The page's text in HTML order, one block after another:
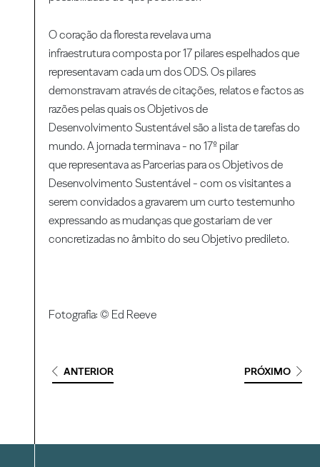
O coração da floresta revelava uma
infraestrutura composta por 17 pilares espelhados que
representavam cada um dos ODS. Os pilares
demonstravam através de citações, relatos e factos as
razões pelas quais os Objetivos de
Desenvolvimento Sustentável são a lista de tarefas do
mundo. A jornada terminava - no 17º pilar
que representava as Parcerias para os Objetivos de
Desenvolvimento Sustentável - com os visitantes a
serem convidados a gravarem um curto testemunho
expressando as mudanças que gostariam de ver
concretizadas no âmbito do seu Objetivo predileto.
Fotografia: © Ed Reeve
ANTERIOR PRÓXIMO